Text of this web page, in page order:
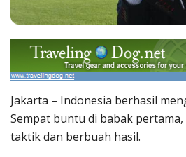
Jakarta – Indonesia berhasil
Sempat buntu di babak
taktik dan berbuah hasil.